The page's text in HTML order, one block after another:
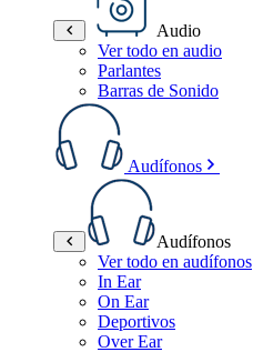
Audio
Ver todo en audio
Parlantes
Barras de Sonido
Audífonos
Audífonos
Ver todo en audífonos
In Ear
On Ear
Deportivos
Over Ear